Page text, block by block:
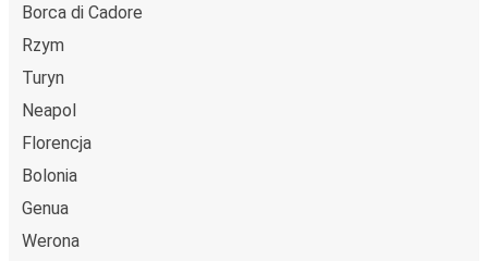
Borca di Cadore
Rzym
Turyn
Neapol
Florencja
Bolonia
Genua
Werona